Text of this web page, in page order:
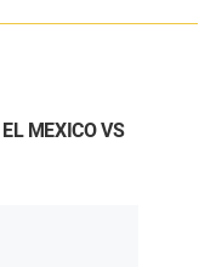
MEXICO VS